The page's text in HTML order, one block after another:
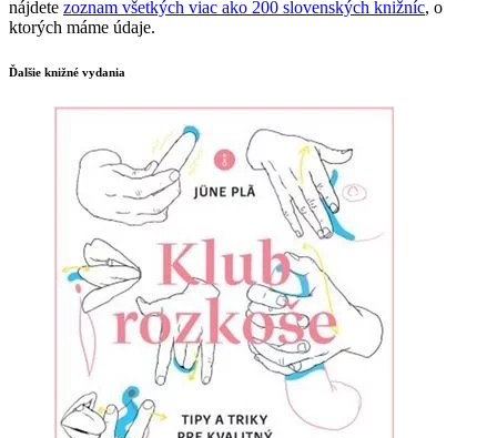
nájdete zoznam všetkých viac ako 200 slovenských knižníc, o
ktorých máme údaje.
Ďalšie knižné vydania